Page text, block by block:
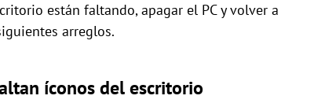
están faltando, apagar el PC y volver a
arreglos.
íconos del escritorio